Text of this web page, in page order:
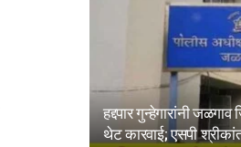
हद्दपार गुन्हेगारांनी
थेट कारवाई; एसपी